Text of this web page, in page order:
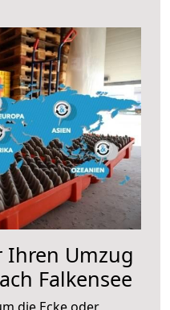
Ihren Umzug
Falkensee